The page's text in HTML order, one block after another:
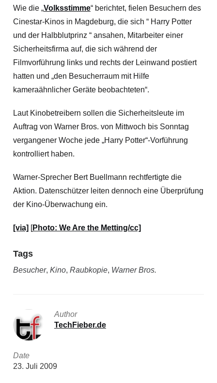
Wie die „Volksstimme“ berichtet, fielen Besuchern des
Cinestar-Kinos in Magdeburg, die sich “ Harry Potter
und der Halbblutprinz “ ansahen, Mitarbeiter einer
Sicherheitsfirma auf, die sich während der
Filmvorführung links und rechts der Leinwand postiert
hatten und „den Besucherraum mit Hilfe
kameraähnlicher Geräte beobachteten“.
Laut Kinobetreibern sollen die Sicherheitsleute im
Auftrag von Warner Bros. von Mittwoch bis Sonntag
vergangener Woche jede „Harry Potter“-Vorführung
kontrolliert haben.
Warner-Sprecher Bert Buellmann rechtfertigte die
Aktion. Datenschützer leiten dennoch eine Überprüfung
der Kino-Überwachung ein.
[via] [Photo: We Are the Metting/cc]
Tags
Besucher, Kino, Raubkopie, Warner Bros.
Author
TechFieber.de
Date
23. Juli 2009